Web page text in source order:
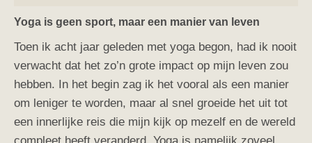
Yoga is geen sport, maar een manier van leven
Toen ik acht jaar geleden met yoga begon, had ik nooit
verwacht dat het zo’n grote impact op mijn leven zou
hebben. In het begin zag ik het vooral als een manier
om leniger te worden, maar al snel groeide het uit tot
een innerlijke reis die mijn kijk op mezelf en de wereld